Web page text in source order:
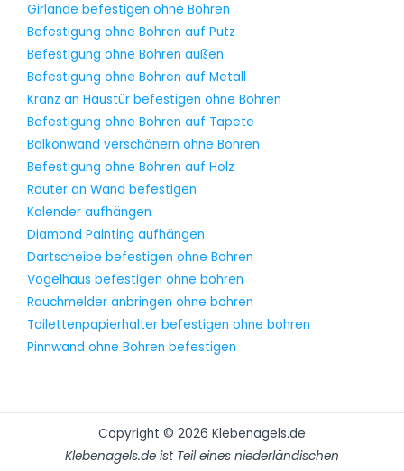
Girlande befestigen ohne Bohren
Befestigung ohne Bohren auf Putz
Befestigung ohne Bohren außen
Befestigung ohne Bohren auf Metall
Kranz an Haustür befestigen ohne Bohren
Befestigung ohne Bohren auf Tapete
Balkonwand verschönern ohne Bohren
Befestigung ohne Bohren auf Holz
Router an Wand befestigen
Kalender aufhängen
Diamond Painting aufhängen
Dartscheibe befestigen ohne Bohren
Vogelhaus befestigen ohne bohren
Rauchmelder anbringen ohne bohren
Toilettenpapierhalter befestigen ohne bohren
Pinnwand ohne Bohren befestigen
Copyright © 2026 Klebenagels.de
Klebenagels.de ist Teil eines niederländischen